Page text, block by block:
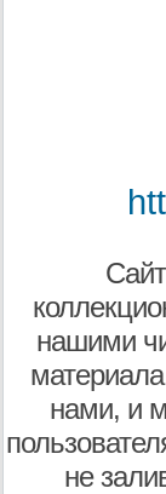
нашими
нами, и
не